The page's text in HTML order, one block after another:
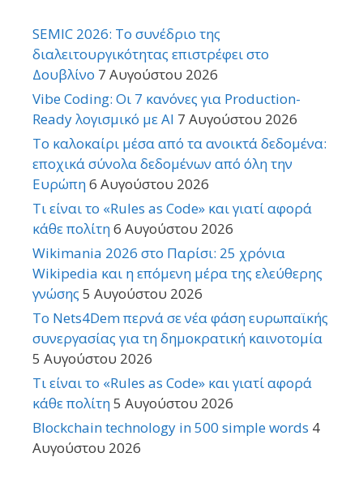
SEMIC 2026: Το συνέδριο της
διαλειτουργικότητας επιστρέφει στο
Δουβλίνο 7 Αυγούστου 2026
Vibe Coding: Οι 7 κανόνες για Production-
Ready λογισμικό με AI 7 Αυγούστου 2026
Το καλοκαίρι μέσα από τα ανοικτά δεδομένα:
εποχικά σύνολα δεδομένων από όλη την
Ευρώπη6 Αυγούστου 2026
Τι είναι το «Rules as Code» και γιατί αφορά
κάθε πολίτη6 Αυγούστου 2026
Wikimania 2026 στο Παρίσι: 25 χρόνια
Wikipedia και η επόμενη μέρα της ελεύθερης
γνώσης 5 Αυγούστου 2026
Το Nets4Dem περνά σε νέα φάση ευρωπαϊκής
συνεργασίας για τη δημοκρατική καινοτομία
5 Αυγούστου 2026
Τι είναι το «Rules as Code» και γιατί αφορά
κάθε πολίτη5 Αυγούστου 2026
Blockchain technology in 500 simple words 4
Αυγούστου 2026